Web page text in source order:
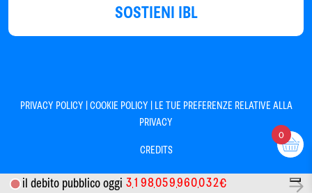
SOSTIENI IBL
PRIVACY POLICY |COOKIE POLICY | LE TUE PREFERENZE RELATIVE ALLA
PRIVACY
CREDITS
il debito pubblico oggi 31 98059960032€
0